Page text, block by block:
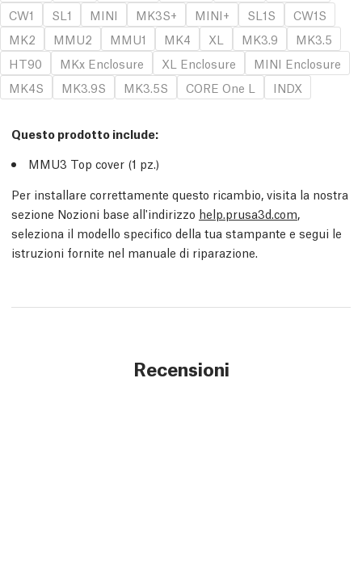
CW1
SL1 MINI MK3S+ MINI+ SL1S
CW1S
MK2
MMU2 MMU1 MK4 XL MK3.9
MK3.5
HT90
MKx Enclosure XL Enclosure
MINI Enclosure
MK4S
MK3.9S MK3.5S CORE One L INDX
Questo prodotto include:
MMU3 Top cover (1 pz.)
Per installare correttamente questo ricambio, visita la nostra
sezione Nozioni base all'indirizzo help.prusa3d.com,
seleziona il modello specifico della tua stampante e segui le
istruzioni fornite nel manuale di riparazione.
Recensioni